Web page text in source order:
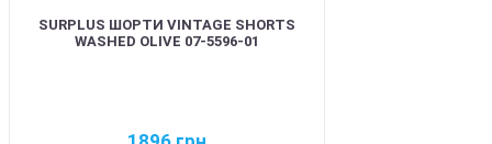
SURPLUS ШОРТИ VINTAGE SHORTS
WASHED OLIVE 07-5596-01